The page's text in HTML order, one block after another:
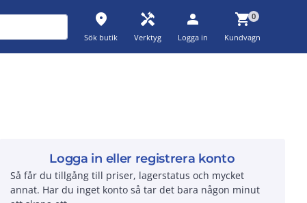
place
Sök butik
handyman
Verktyg
person
Logga in
shopping_cart0
Kundvagn
Logga in eller registrera konto
Så får du tillgång till priser, lagerstatus och mycket
annat. Har du inget konto så tar det bara någon minut